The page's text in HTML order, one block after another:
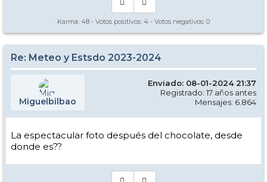
Karma: 48 - Votos positivos: 4 - Votos negativos: 0
Re: Meteo y Estsdo 2023-2024
Miguelbilbao
Enviado: 08-01-2024 21:37
Registrado: 17 años antes
Mensajes: 6.864
La espectacular foto después del chocolate, desde
donde es??